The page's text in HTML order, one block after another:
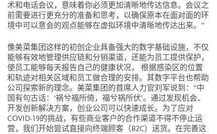
术和电话会议，意味着你必须更加清晰地传达信息。会议之
前需要进行更充分的准备和思考，以确保原本在面对面的环
境中可以意会的观点能够在虚拟环境中清晰地传达出来。”
像美菜集团这样的初创企业具备强大的数字基础设施，不仅
能够有效地管理供应链和分销渠道，还能为员工提供保护，
使员工能够每天报告自己的健康状况， 根据感染区的位置
和轨迹对相关区域和员工做合理的安排。其数字平台也帮助
公司探索新的理念。美菜集团的首席人力官刘军说到：“中
国有句古话：‘祸兮福所倚，福兮祸所伏’。通过发现机会、
开发创新解决方案，创业公司可以快速成长。为了应对
COVID-19的挑战，有些商业客户的合作渠道不得不停止运
营，我们开始尝试直接向终端顾客（B2C）送货。在完善这